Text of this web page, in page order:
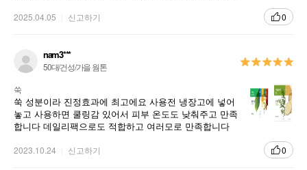
쓸만합니다.
2025.04.05 신고하기 0
nam3***
50대/건성/가을 웜톤
쑥
쑥 성분이라 진정효과에 최고에요 사용전 냉장고에 넣어
놓고 사용하면 쿨링감 있어서 피부 온도도 낮춰주고 만족
합니다 데일리팩으로도 적합하고 여러모로 만족합니다
2023.10.24 신고하기 0